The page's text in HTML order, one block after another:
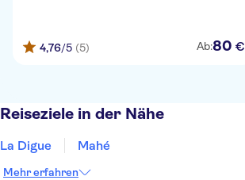
4,76/5 (5) Ab:80 €
Reiseziele in der Nähe
La Digue Mahé
Mehr erfahren